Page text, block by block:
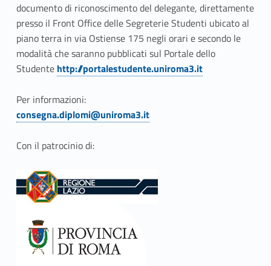
a
d
e
l
d
i
p
l
o
m
documento di riconoscimento del delegante, direttamente
presso il Front Office delle Segreterie Studenti ubicato al
piano terra in via Ostiense 175 negli orari e secondo le
modalità che saranno pubblicati sul Portale dello
Studente
Link identifier #identifier__44668-1
http://portalestudente.uniroma3.it
Per informazioni:
consegna.diplomi@uniroma3.it
Con il patrocinio di: